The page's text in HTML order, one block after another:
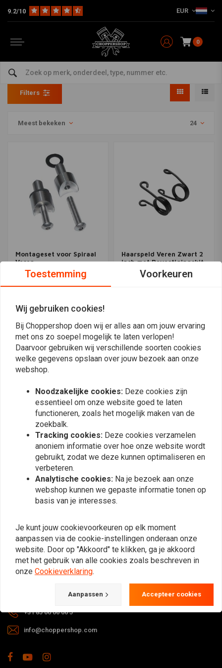
9.2/10 EUR
0
Producten getagd met motor
Home Tags motor
Filters
Meest bekeken 24
Montageset voor Spiraal
Veren
€37,95
Haarspeld Veren Zwart 2
inch met Bevestigingskit
€59,96
Meest bekeken
Abonneer
levertijden, retouren & reparaties of
algemene informatie kun je altijd op
één van de onderstaande manieren
Gotenburgweg 46a, 9723 TM Groningen (The Netherlands)
+31 85 06 06 06 5
info@choppershop.com
Toestemming Voorkeuren
Wij gebruiken cookies!
Bij Choppershop doen wij er alles aan om jouw ervaring
met ons zo soepel mogelijk te laten verlopen!
Daarvoor gebruiken wij verschillende soorten cookies
welke gegevens opslaan over jouw bezoek aan onze
webshop.
Noodzakelijke cookies: Deze cookies zijn
essentieel om onze website goed te laten
functioneren, zoals het mogelijk maken van de
zoekbalk.
Tracking cookies: Deze cookies verzamelen
anoniem informatie over hoe onze website wordt
gebruikt, zodat we deze kunnen optimaliseren en
verbeteren.
Analytische cookies: Na je bezoek aan onze
webshop kunnen we gepaste informatie tonen op
basis van je interesses.
Je kunt jouw cookievoorkeuren op elk moment
aanpassen via de cookie-instellingen onderaan onze
website. Door op "Akkoord" te klikken, ga je akkoord
met het gebruik van alle cookies zoals beschreven in
onze Cookieverklaring.
Aanpassen Accepteer cookies